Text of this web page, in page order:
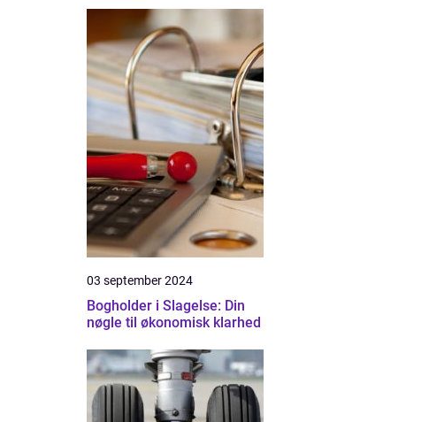
03 september 2024
Bogholder i Slagelse: Din
nøgle til økonomisk klarhed